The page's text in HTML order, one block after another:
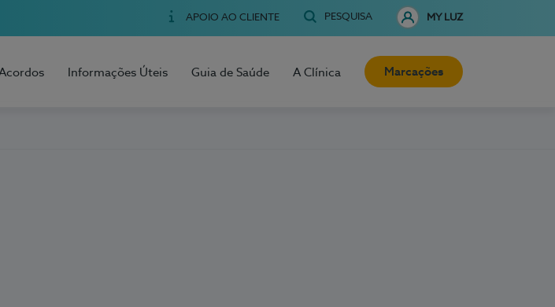
APOIO AO CLIENTE PESQUISA MY LUZ
Informações Úteis Guia de Saúde A Clínica Marcações